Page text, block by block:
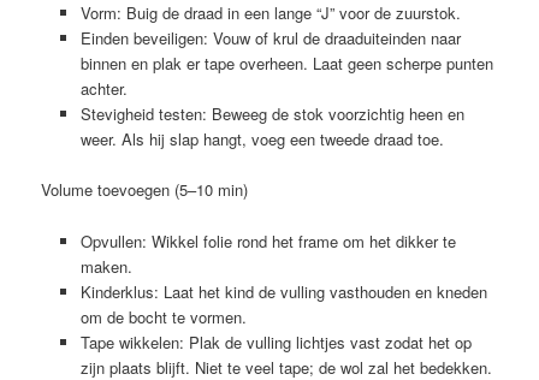
Vorm: Buig de draad in een lange “J” voor de zuurstok.
Einden beveiligen: Vouw of krul de draaduiteinden naar
binnen en plak er tape overheen. Laat geen scherpe punten
achter.
Stevigheid testen: Beweeg de stok voorzichtig heen en
weer. Als hij slap hangt, voeg een tweede draad toe.
Volume toevoegen (5–10 min)
Opvullen: Wikkel folie rond het frame om het dikker te
maken.
Kinderklus: Laat het kind de vulling vasthouden en kneden
om de bocht te vormen.
Tape wikkelen: Plak de vulling lichtjes vast zodat het op
zijn plaats blijft. Niet te veel tape; de wol zal het bedekken.